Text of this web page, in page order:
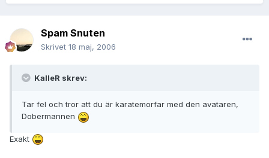
Spam Snuten
Skrivet 18 maj, 2006
KalleR skrev:
Tar fel och tror att du är karatemorfar med den avataren,
Dobermannen
Exakt